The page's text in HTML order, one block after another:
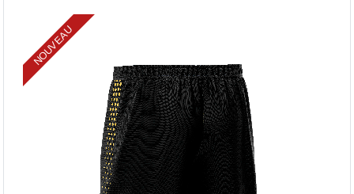
NOUVEAU